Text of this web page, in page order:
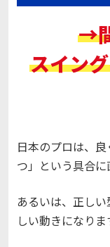
→
スイン
日本のプロは、
つ」という具合
あるいは、正し
しい動きになりま